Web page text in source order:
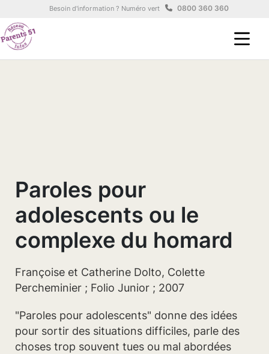
Aller au contenu principal
Besoin d'information ? Numéro vert 0800 360 360
Paroles pour
adolescents ou le
complexe du homard
Françoise et Catherine Dolto, Colette
Percheminier ; Folio Junior ; 2007
"Paroles pour adolescents" donne des idées
pour sortir des situations difficiles, parle des
choses trop souvent tues ou mal abordées
Panneau de gestion des cookies